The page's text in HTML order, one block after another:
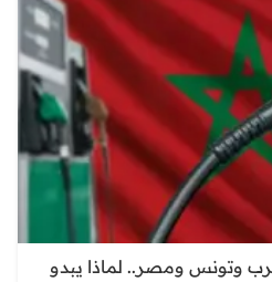
وتونس ومصر.. لماذا يبدو